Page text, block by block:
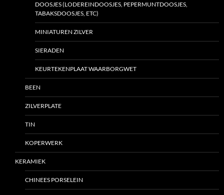
DOOSJES (LODEREINDOOSJES, PEPERMUNTDOOSJES,
TABAKSDOOSJES, ETC)
MINIATUREN ZILVER
SIERADEN
KEURTEKENPLAAT WAARBORGWET
BEEN
ZILVERPLATE
TIN
KOPERWERK
KERAMIEK
CHINEES PORSELEIN